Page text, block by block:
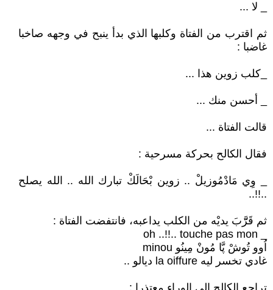
_ لا ...
ثم اقترب من الفتاة وكلبها الذي بدأ ينبح في وجهه صاخبا
غاضبا :
_كلب زوين هذا ...
_ أحسن منك ...
قالت الفتاة ...
فقال الكالح بحركة مسرحية :
_ وِي مَادْمُوزيلْ .. زوين بْحَالَكْ تبارك الله .. الله يصلح
..!!..
ثم قَرَّّبَ يديْه من الكلب يداعبه، فانتفضت الفتاة :
اُوو تُوشْ پَّا مُونْ مِينُو minou
غادي تخسر ليه la oiffure ديالو ..